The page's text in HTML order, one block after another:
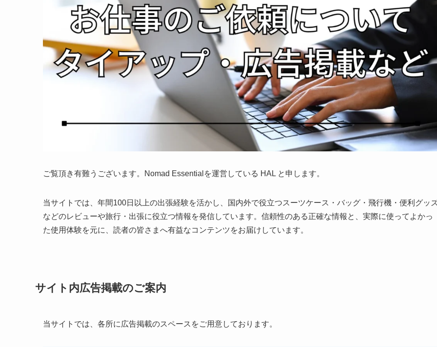
ご覧頂き有難うございます。Nomad Essentialを運営している HAL と申します。
当サイトでは、年間100日以上の出張経験を活かし、国内外で役立つスーツケース・バッグ・飛行機・便利グッ
などのレビューや旅行・出張に役立つ情報を発信しています。信頼性のある正確な情報と、実際に使ってよかっ
た使用体験を元に、読者の皆さまへ有益なコンテンツをお届けしています。
サイト内広告掲載のご案内
当サイトでは、各所に広告掲載のスペースをご用意しております。